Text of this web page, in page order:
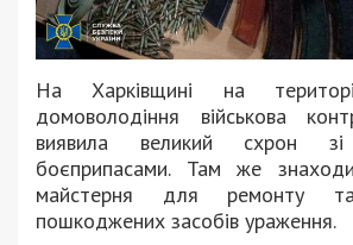
На Харківщині на
домоволодіння військова
виявила великий схрон
боєприпасами. Там же
майстерня для ремонту та
пошкоджених засобів ураження.